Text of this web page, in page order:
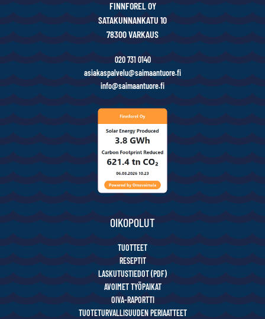
FINNFOREL OY
SATAKUNNANKATU 10
78300 VARKAUS
020 731 0140
asiakaspalvelu@saimaantuore.fi
info@saimaantuore.fi
OIKOPOLUT
TUOTTEET
RESEPTIT
LASKUTUSTIEDOT (PDF)
AVOIMET TYÖPAIKAT
OIVA-RAPORTTI
TUOTETURVALLISUUDEN PERIAATTEET